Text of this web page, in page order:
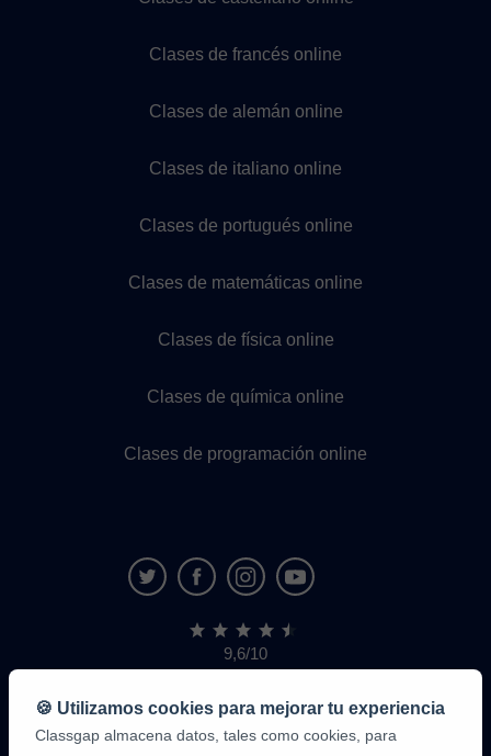
Clases de francés online
Clases de alemán online
Clases de italiano online
Clases de portugués online
Clases de matemáticas online
Clases de física online
Clases de química online
Clases de programación online
9,6/10
1.339.284
de
alumnos
🍪 Utilizamos cookies para mejorar tu experiencia
Classgap almacena datos, tales como cookies, para